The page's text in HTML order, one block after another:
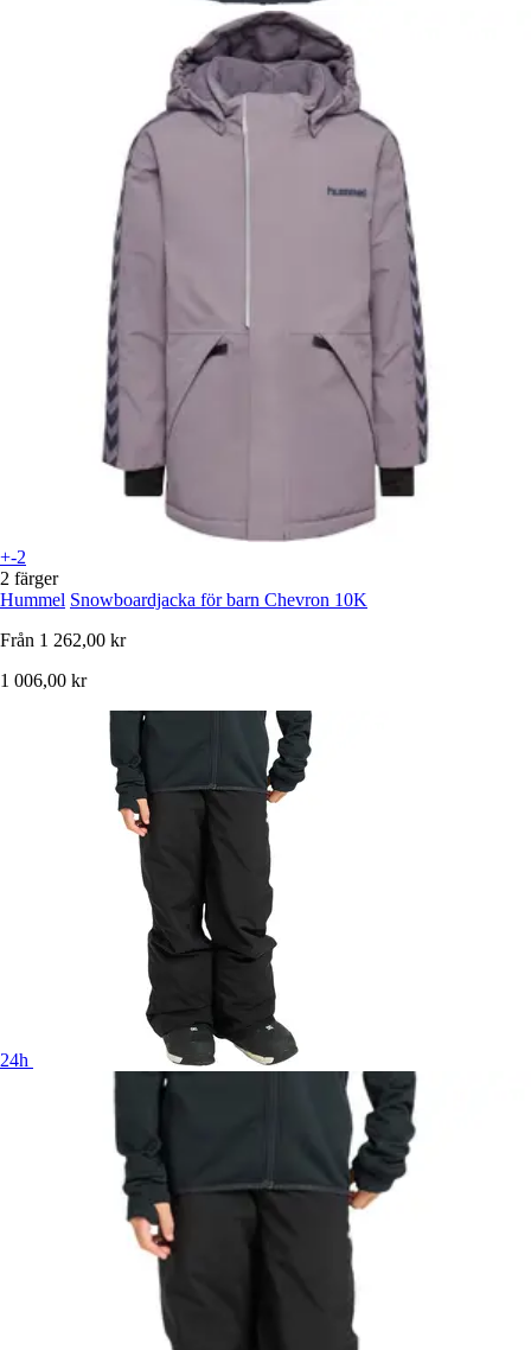
+-2
2 färger
Hummel Snowboardjacka för barn Chevron 10K
Från 1 262,00 kr
1 006,00 kr
24h